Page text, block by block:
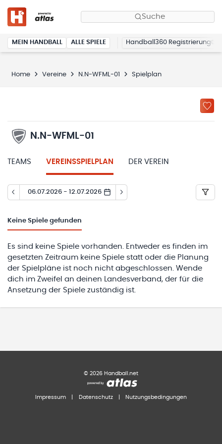
Suche
MEIN HANDBALL ALLE SPIELE Handball360 Registrierung
Home Vereine N.N-WFML-01 Spielplan
N.N-WFML-01
TEAMS VEREINSSPIELPLAN DER VEREIN
06.07.2026 - 12.07.2026
Keine Spiele gefunden
Es sind keine Spiele vorhanden. Entweder es finden im
gesetzten Zeitraum keine Spiele statt oder die Planung
der Spielpläne ist noch nicht abgeschlossen. Wende
dich im Zweifel an deinen Landesverband, der für die
Ansetzung der Spiele zuständig ist.
© 2026 Handball.net
Impressum Datenschutz Nutzungsbedingungen